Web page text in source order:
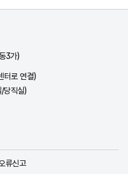
3가)
로 연결)
직실)
류신고